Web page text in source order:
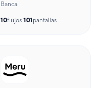
Banca
10flujos·101 pantallas